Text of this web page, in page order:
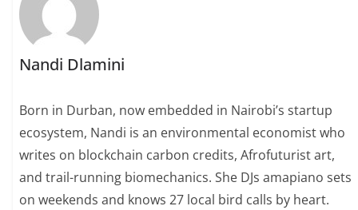
Nandi Dlamini
Born in Durban, now embedded in Nairobi’s startup
ecosystem, Nandi is an environmental economist who
writes on blockchain carbon credits, Afrofuturist art,
and trail-running biomechanics. She DJs amapiano sets
on weekends and knows 27 local bird calls by heart.